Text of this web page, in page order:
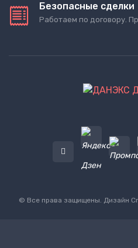
Безопасные сделки
Работаем по договору.
© Все права защищены. Дизайн